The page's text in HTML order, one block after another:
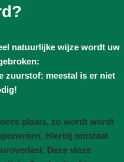
natuurlijke wijze wordt uw
zuurstof: meestal is er niet
plaats, zo wordt wordt
Hierbij ontstaat
Deze vieze